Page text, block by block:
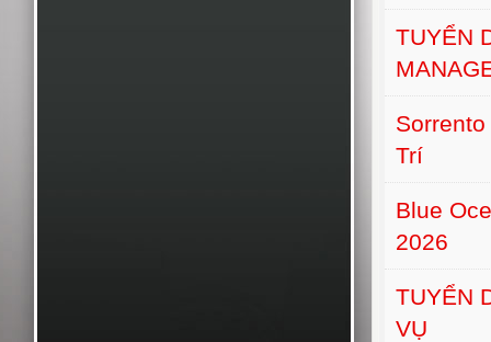
TUYỂN
Trí
Blue
2026
TUYỂN
VỤ